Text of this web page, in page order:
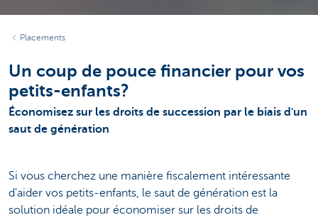
Placements
Un coup de pouce financier pour vos
petits-enfants?
Économisez sur les droits de succession par le biais d'un
saut de génération
Si vous cherchez une manière fiscalement intéressante
d'aider vos petits-enfants, le saut de génération est la
solution idéale pour économiser sur les droits de